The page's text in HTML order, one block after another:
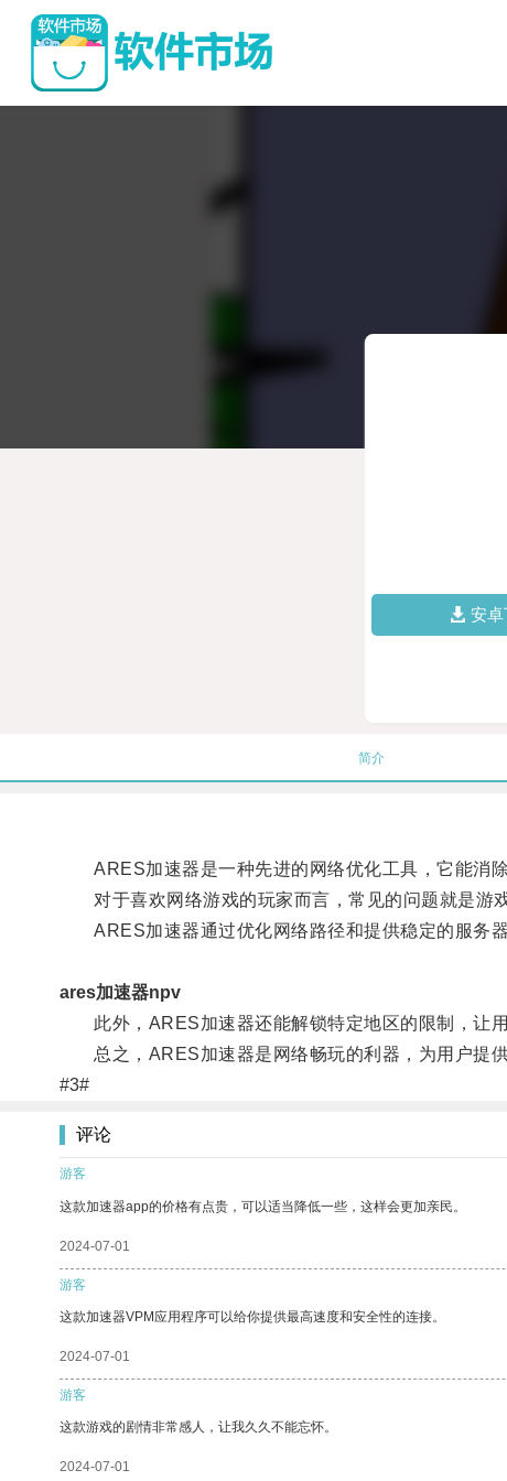
安卓
简介
ARES加速器是一种先进的网络优化工具，它能消除
对于喜欢网络游戏的玩家而言，常见的问题就是游
ARES加速器通过优化网络路径和提供稳定的服务器
ares加速器npv
此外，ARES加速器还能解锁特定地区的限制，让用
总之，ARES加速器是网络畅玩的利器，为用户提供
#3#
评论
游客
这款加速器app的价格有点贵，可以适当降低一些，这样会更加亲民。
2024-07-01
游客
这款加速器VPM应用程序可以给你提供最高速度和安全性的连接。
2024-07-01
游客
这款游戏的剧情非常感人，让我久久不能忘怀。
2024-07-01